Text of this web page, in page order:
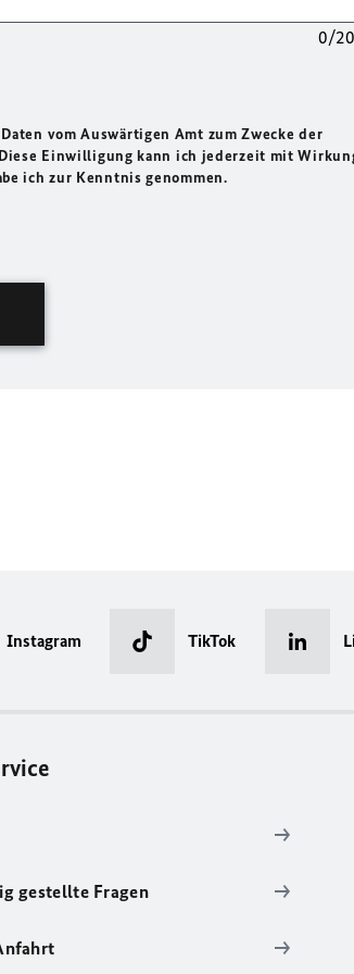
0/
vom Auswärtigen Amt zum Zwecke der
Einwilligung kann ich jederzeit mit
ich zur Kenntnis genommen.
Instagram TikTok
gestellte Fragen